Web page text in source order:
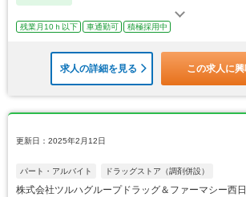
残業月10ｈ以下 車通勤可 積極採用中
求人の詳細を見る この求人に
更新日：2025年2月12日
パート・アルバイト ドラッグストア（調剤併設）
株式会社ツルハグループドラッグ＆ファーマシー西